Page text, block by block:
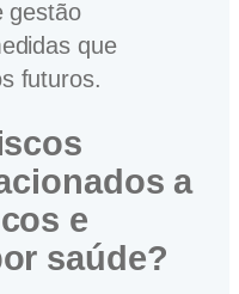
gestão
que
futuros.
a
e
saúde?